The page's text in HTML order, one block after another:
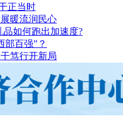
正当时
暖流润民心
如何跑出加速度?
部百强”？
笃行开新局